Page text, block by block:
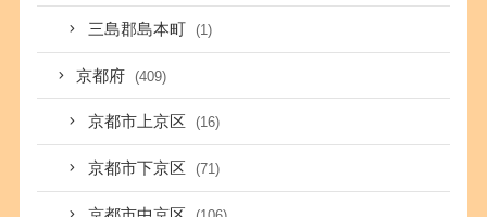
三島郡島本町 (1)
京都府 (409)
京都市上京区 (16)
京都市下京区 (71)